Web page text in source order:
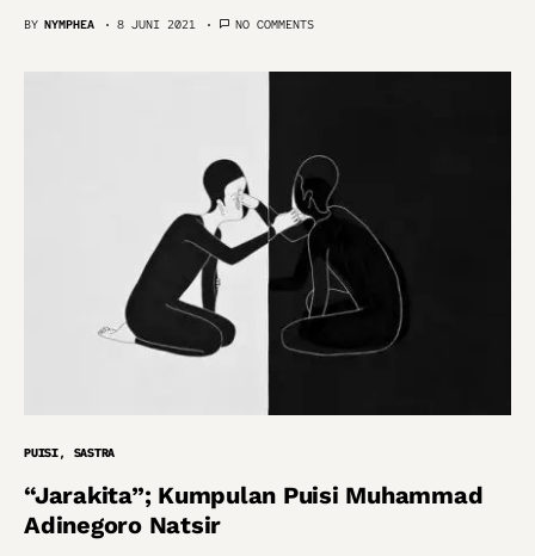
BY NYMPHEA 8 JUNI 2021 NO COMMENTS
PUISI SASTRA
“Jarakita”; Kumpulan Puisi Muhammad
Adinegoro Natsir